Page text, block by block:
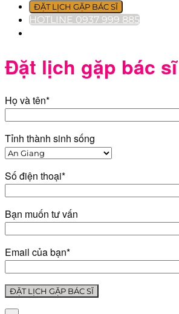
ĐẶT LỊCH GẶP BÁC SĨ
HOTLINE 0937 999 885
Đặt lịch gặp bác
Họ và tên*
Tỉnh thành sinh sống
Số điện thoại*
Bạn muốn tư vấn
Email của bạn*